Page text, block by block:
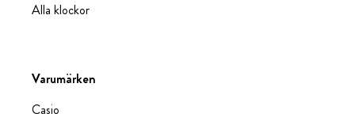
Alla klockor
Varumärken
Casio